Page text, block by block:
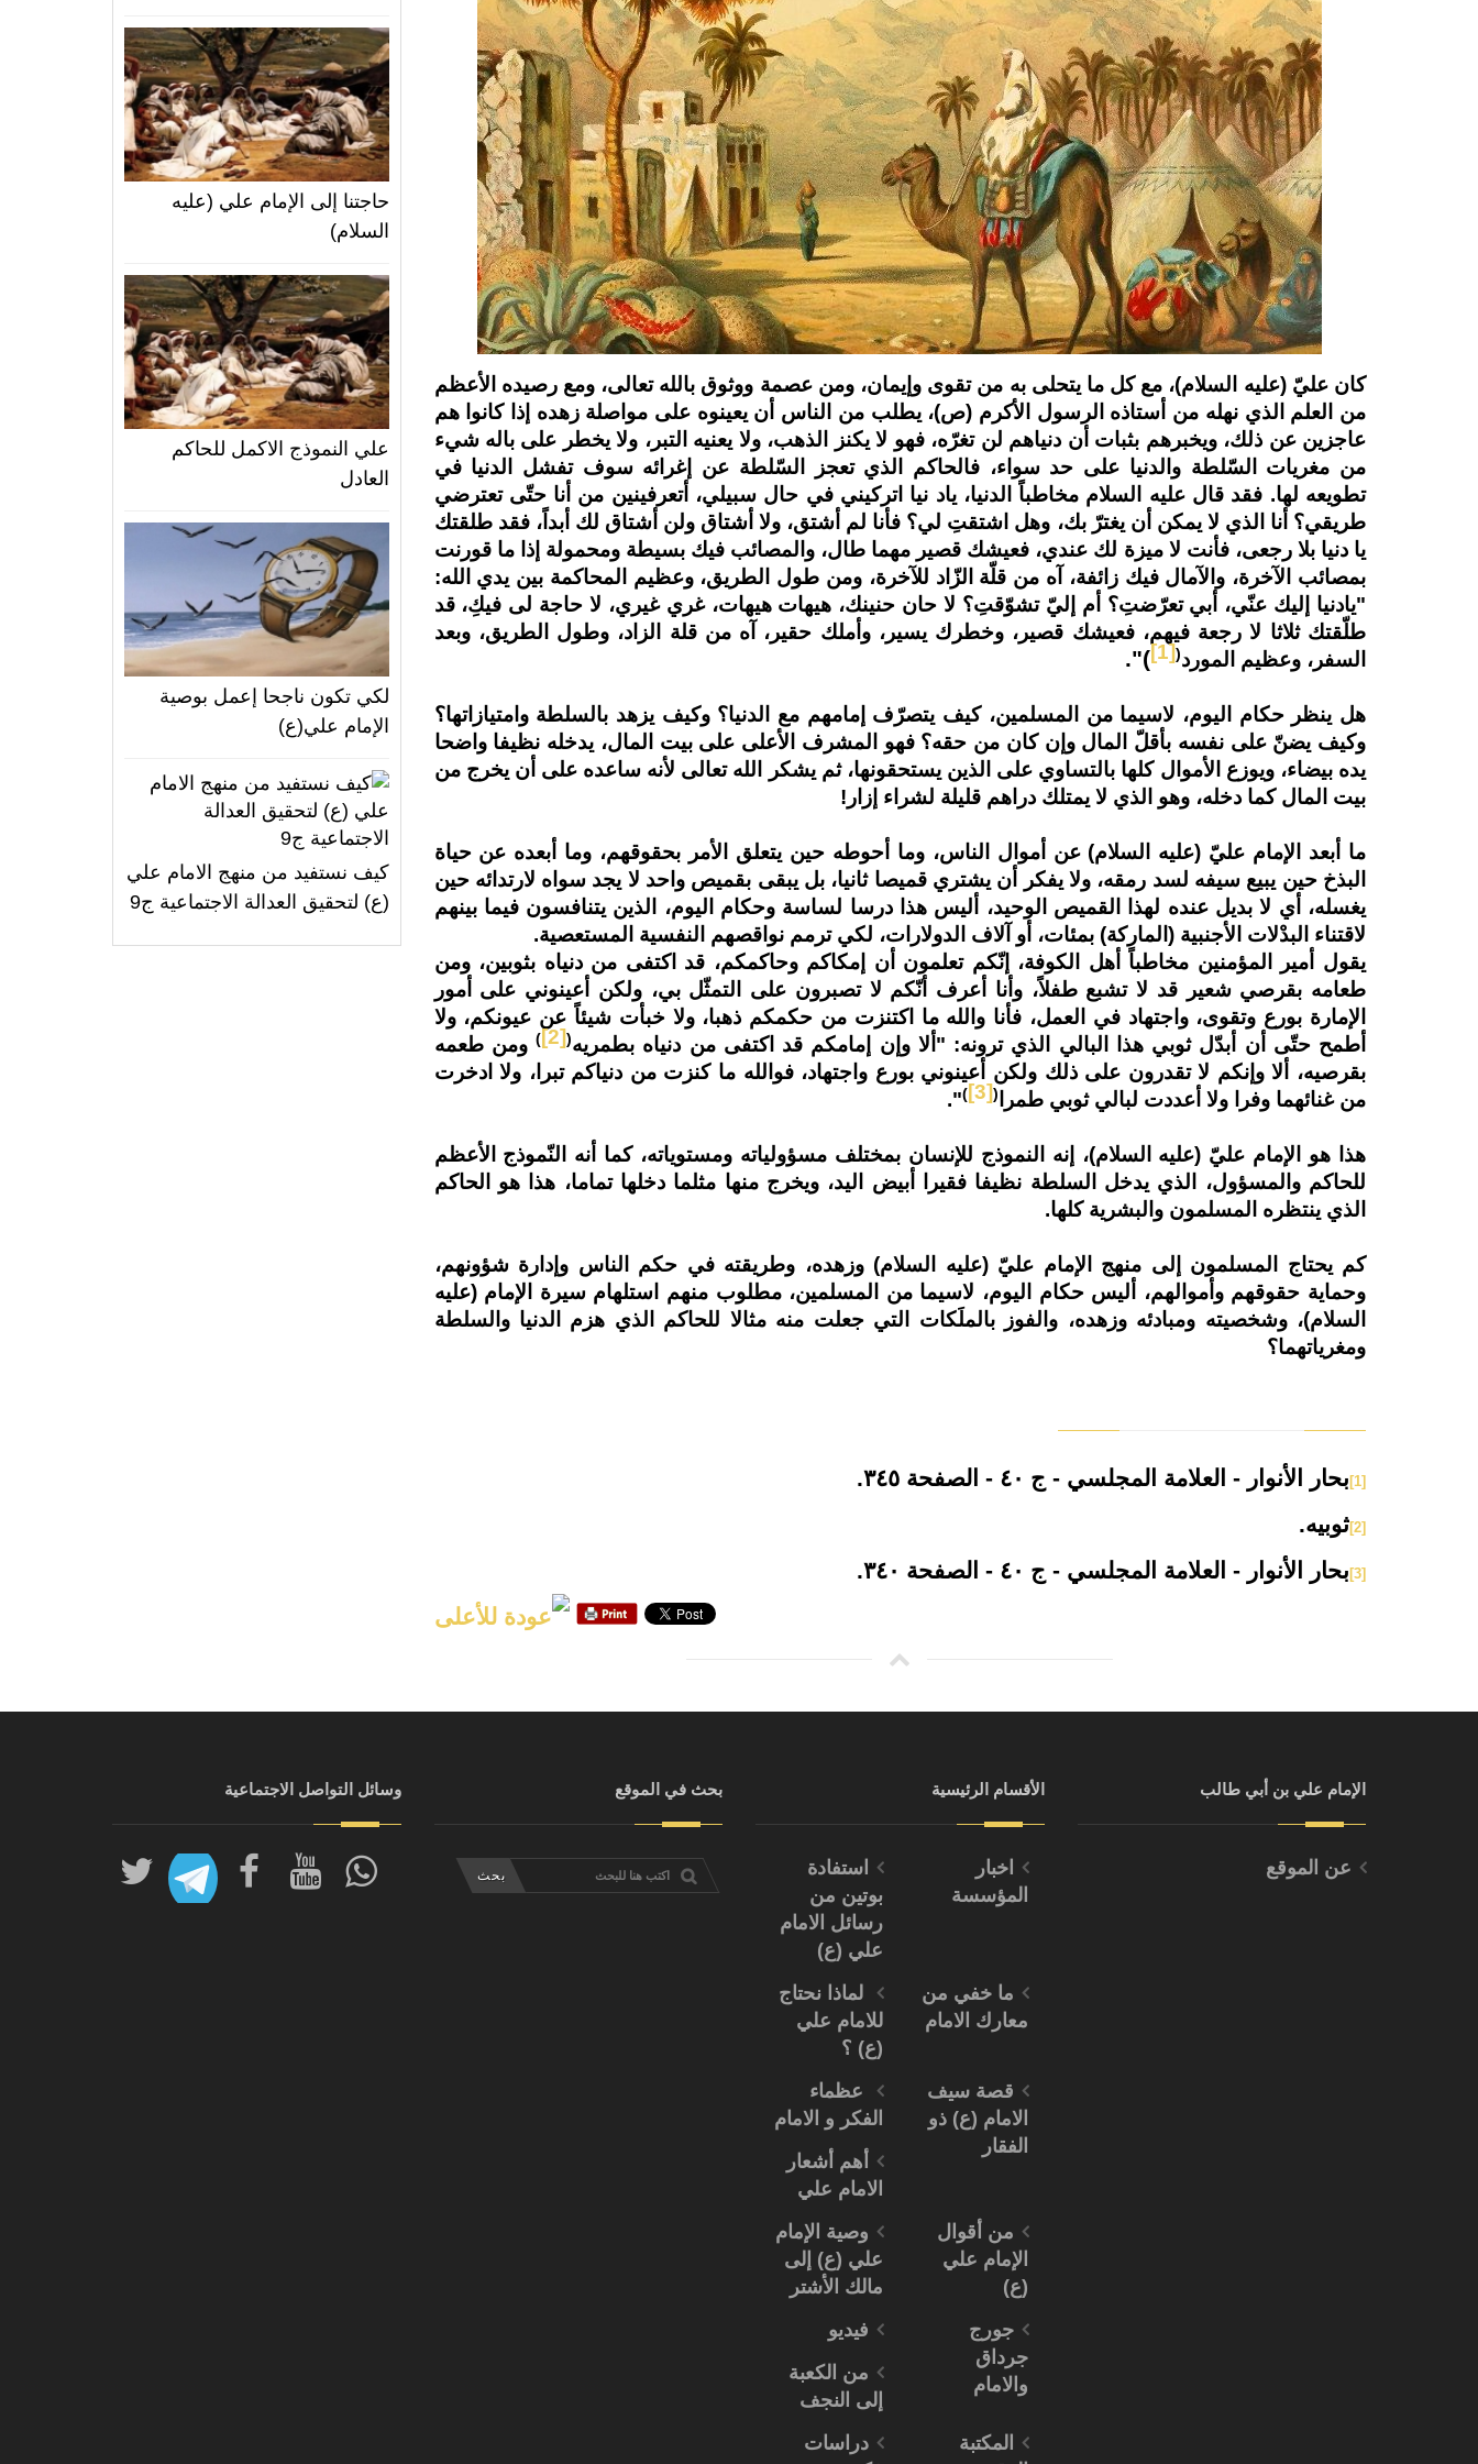
كان عليّ (عليه السلام)، مع كل ما يتحلى به من تقوى وإيمان، ومن عصمة ووثوق بالله تعالى، ومع رصيده الأعظم
من العلم الذي نهله من أستاذه الرسول الأكرم (ص)، يطلب من الناس أن يعينوه على مواصلة زهده إذا كانوا هم
عاجزين عن ذلك، ويخبرهم بثبات أن دنياهم لن تغرّه، فهو لا يكنز الذهب، ولا يعنيه التبر، ولا يخطر على باله شيء
من مغريات السّلطة والدنيا على حد سواء، فالحاكم الذي تعجز السّلطة عن إغرائه سوف تفشل الدنيا في
تطويعه لها. فقد قال عليه السلام مخاطباً الدنيا، ياد نيا اتركيني في حال سبيلي، أتعرفينين من أنا حتّى تعترضي
طريقي؟ أنا الذي لا يمكن أن يغترّ بك، وهل اشتقتِ لي؟ فأنا لم أشتق، ولا أشتاق ولن أشتاق لك أبداً، فقد طلقتك
يا دنيا بلا رجعى، فأنت لا ميزة لك عندي، فعيشك قصير مهما طال، والمصائب فيك بسيطة ومحمولة إذا ما قورنت
بمصائب الآخرة، والآمال فيك زائفة، آه من قلّة الزّاد للآخرة، ومن طول الطريق، وعظيم المحاكمة بين يدي الله:
"يادنيا إليك عنّي، أبي تعرّضتِ؟ أم إليّ تشوّقتِ؟ لا حان حنينك، هيهات هيهات، غري غيري، لا حاجة لى فيكِ، قد
طلّقتك ثلاثا لا رجعة فيهم، فعيشك قصير، وخطرك يسير، وأملك حقير، آه من قلة الزاد، وطول الطريق، وبعد
السفر، وعظيم المورد(
[1]
)
".
هل ينظر حكام اليوم، لاسيما من المسلمين، كيف يتصرّف إمامهم مع الدنيا؟ وكيف يزهد بالسلطة وامتيازاتها؟
وكيف يضنّ على نفسه بأقلّ المال وإن كان من حقه؟ فهو المشرف الأعلى على بيت المال، يدخله نظيفا واضحا
يده بيضاء، ويوزع الأموال كلها بالتساوي على الذين يستحقونها، ثم يشكر الله تعالى لأنه ساعده على أن يخرج من
بيت المال كما دخله، وهو الذي لا يمتلك دراهم قليلة لشراء إزار!
ما أبعد الإمام عليّ (عليه السلام) عن أموال الناس، وما أحوطه حين يتعلق الأمر بحقوقهم، وما أبعده عن حياة
البذخ حين يبيع سيفه لسد رمقه، ولا يفكر أن يشتري قميصا ثانيا، بل يبقى بقميص واحد لا يجد سواه لارتدائه حين
يغسله، أي لا بديل عنده لهذا القميص الوحيد، أليس هذا درسا لساسة وحكام اليوم، الذين يتنافسون فيما بينهم
لاقتناء البدْلات الأجنبية (الماركة) بمئات، أو آلاف الدولارات، لكي ترمم نواقصهم النفسية المستعصية.
يقول أمير المؤمنين مخاطباً أهل الكوفة، إنّكم تعلمون أن إمكاكم وحاكمكم، قد اكتفى من دنياه بثوبين، ومن
طعامه بقرصي شعير قد لا تشبع طفلاً، وأنا أعرف أنّكم لا تصبرون على التمثّل بي، ولكن أعينوني على أمور
الإمارة بورع وتقوى، واجتهاد في العمل، فأنا والله ما اكتنزت من حكمكم ذهبا، ولا خبأت شيئاً عن عيونكم، ولا
أطمح حتّى أن أبدّل ثوبي هذا البالي الذي ترونه: "ألا وإن إمامكم قد اكتفى من دنياه بطمريه(
[2]
) ومن طعمه
بقرصيه، ألا وإنكم لا تقدرون على ذلك ولكن أعينوني بورع واجتهاد، فوالله ما كنزت من دنياكم تبرا، ولا ادخرت
من غنائهما وفرا ولا أعددت لبالي ثوبي طمرا
(
[3]
)
".
هذا هو الإمام عليّ (عليه السلام)، إنه النموذج للإنسان بمختلف مسؤولياته ومستوياته، كما أنه النّموذج الأعظم
للحاكم والمسؤول، الذي يدخل السلطة نظيفا فقيرا أبيض اليد، ويخرج منها مثلما دخلها تماما، هذا هو الحاكم
الذي ينتظره المسلمون والبشرية كلها.
كم يحتاج المسلمون إلى منهج الإمام عليّ (عليه السلام) وزهده، وطريقته في حكم الناس وإدارة شؤونهم،
وحماية حقوقهم وأموالهم، أليس حكام اليوم، لاسيما من المسلمين، مطلوب منهم استلهام سيرة الإمام (عليه
السلام)، وشخصيته ومبادئه وزهده، والفوز بالملَكات التي جعلت منه مثالا للحاكم الذي هزم الدنيا والسلطة
ومغرياتهما؟
[1]بحار الأنوار - العلامة المجلسي - ج ٤٠ - الصفحة ٣٤٥.
[2]ثوبيه.
[3]بحار الأنوار - العلامة المجلسي - ج ٤٠ - الصفحة ٣٤٠.
حاجتنا إلى الإمام علي (عليه
السلام)
علي النموذج الاكمل للحاكم
العادل
لكي تكون ناجحا إعمل بوصية
الإمام علي(ع)
كيف نستفيد من منهج الامام علي
(ع) لتحقيق العدالة الاجتماعية ج9
الإمام علي بن أبي طالب
عن الموقع
الأقسام الرئيسية
اخبار
المؤسسة
استفادة
بوتين من
رسائل الامام
علي (ع)
ما خفي من
معارك الامام
لماذا نحتاج
للامام علي
(ع) ؟
قصة سيف
الامام (ع) ذو
الفقار
عظماء
الفكر و الامام
أهم أشعار
الامام علي
من أقوال
الإمام علي
(ع)
وصية الإمام
علي (ع) إلى
مالك الأشتر
جورج
جرداق
والامام
فيديو
من الكعبة
إلى النجف
المكتبة
دراسات
بحث في الموقع وسائل التواصل الاجتماعية